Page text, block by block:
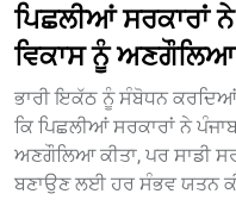
ਪਿਛਲੀਆਂ ਸਰਕਾਰਾਂ
ਵਿਕਾਸ ਨੂੰ ਅਣਗੌਲਿਆ
ਭਾਰੀ ਇਕੱਠ ਨੂੰ ਸੰਬੋਧਨ ਕਰਦਿਆਂ
ਕਿ ਪਿਛਲੀਆਂ ਸਰਕਾਰਾਂ ਨੇ
ਅਣਗੌਲਿਆ ਕੀਤਾ, ਪਰ ਸਾਡੀ
ਬਣਾਉਣ ਲਈ ਹਰ ਸੰਭਵ ਯਤਨ